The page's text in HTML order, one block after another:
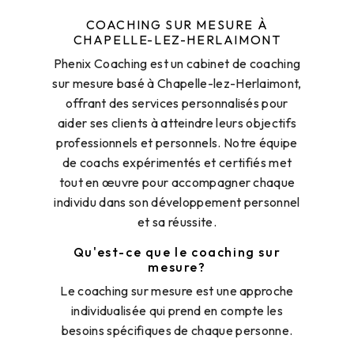
COACHING SUR MESURE À
CHAPELLE-LEZ-HERLAIMONT
Phenix Coaching est un cabinet de coaching
sur mesure basé à Chapelle-lez-Herlaimont,
offrant des services personnalisés pour
aider ses clients à atteindre leurs objectifs
professionnels et personnels. Notre équipe
de coachs expérimentés et certifiés met
tout en œuvre pour accompagner chaque
individu dans son développement personnel
et sa réussite.
Qu'est-ce que le coaching sur
mesure?
Le coaching sur mesure est une approche
individualisée qui prend en compte les
besoins spécifiques de chaque personne.